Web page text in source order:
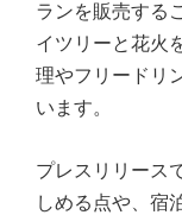
ランを販売する
イツリーと花火
理やフリードリ
います。
プレスリリース
しめる点や、宿